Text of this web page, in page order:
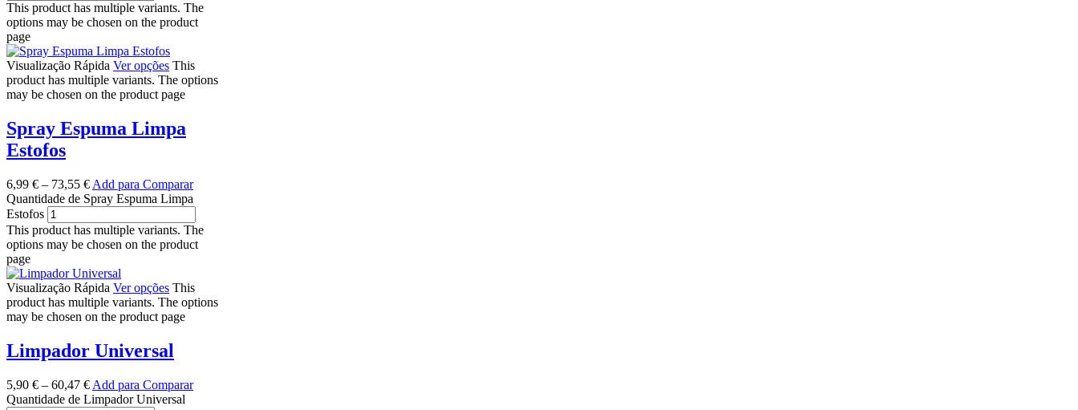
This product has multiple variants. The
options may be chosen on the product
page
Visualização Rápida Ver opções This
product has multiple variants. The options
may be chosen on the product page
Spray Espuma Limpa
Estofos
6,99 € – 73,55 € Add para Comparar
Quantidade de Spray Espuma Limpa
Estofos
This product has multiple variants. The
options may be chosen on the product
page
Visualização Rápida Ver opções This
product has multiple variants. The options
may be chosen on the product page
Limpador Universal
5,90 € – 60,47 € Add para Comparar
Quantidade de Limpador Universal